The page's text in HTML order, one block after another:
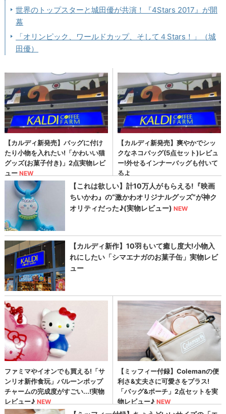
世界のトップスターと城田優が共演！『4Stars 2017』が開
幕
「オリンピック、ワールドカップ、そして４Stars！」（城
田優）